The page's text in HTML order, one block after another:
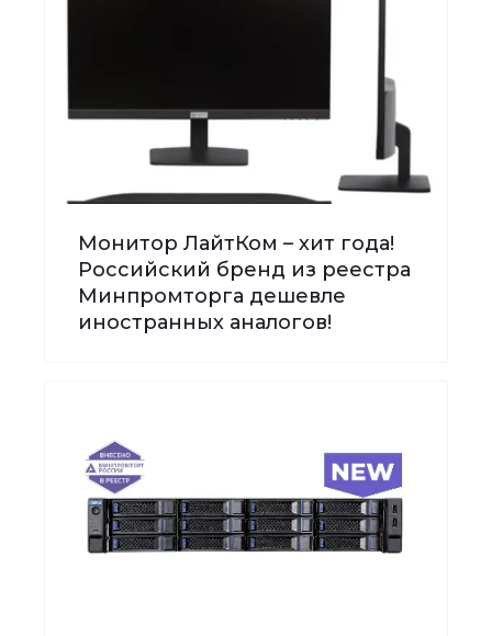
Монитор ЛайтКом – хит года!
Российский бренд из реестра
Минпромторга дешевле
иностранных аналогов!